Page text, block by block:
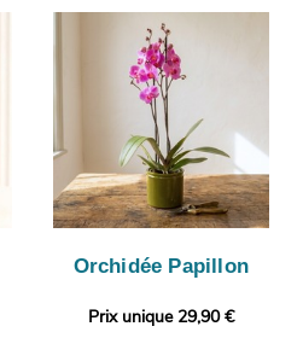
Orchidée Papillon
Prix unique 29,90 €